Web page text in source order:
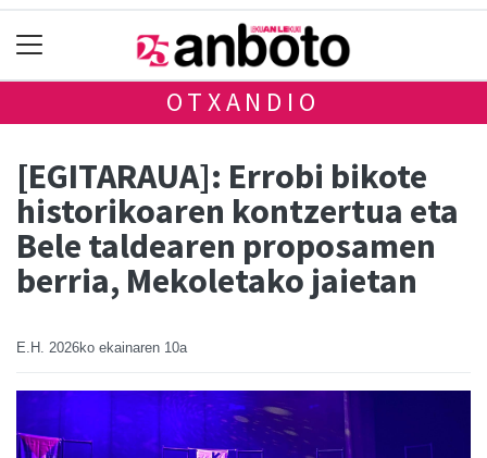
OTXANDIO
[EGITARAUA]: Errobi bikote
historikoaren kontzertua eta
Bele taldearen proposamen
berria, Mekoletako jaietan
E.H. 2026ko ekainaren 10a